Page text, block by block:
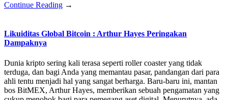
Continue Reading →
Likuiditas Global Bitcoin : Arthur Hayes Peringakan
Dampaknya
Dunia kripto sering kali terasa seperti roller coaster yang tidak
terduga, dan bagi Anda yang memantau pasar, pandangan dari para
ahli tentu menjadi hal yang sangat berharga. Baru-baru ini, mantan
bos BitMEX, Arthur Hayes, memberikan sebuah pengamatan yang